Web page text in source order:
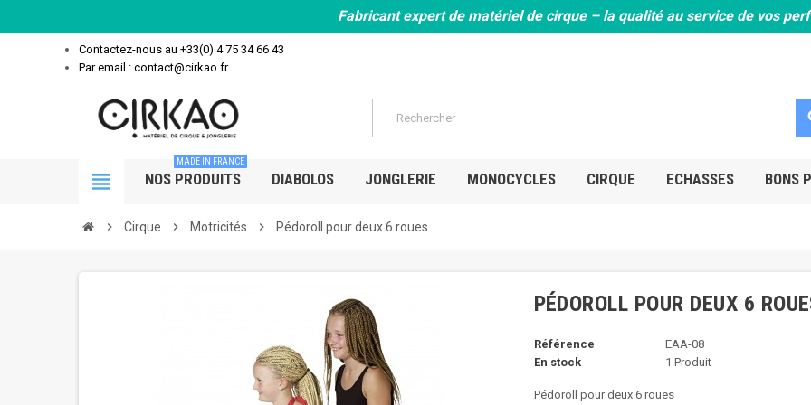
Fabricant expert de matériel de cirque – la qualité au service de vos
Contactez-nous au +33(0) 4 75 34 66 43
Par email : contact@cirkao.fr
view_headline NOS PRODUITS
MADE IN FRANCE
DIABOLOS JONGLERIE MONOCYCLES CIRQUE ECHASSES BONS
chevron_right Cirque chevron_right Motricités chevron_right Pédoroll pour deux 6 roues
PÉDOROLL POUR DEUX 6
Référence
EAA-08
En stock
1 Produit
Pédoroll pour deux 6 roues